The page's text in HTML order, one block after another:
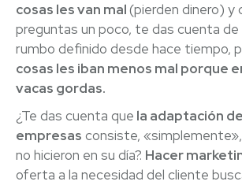
cosas les van mal(pierden dinero) y
preguntas un poco, te das cuenta de
rumbo definido desde hace tiempo,
cosas les iban menos mal porque
vacas gordas.
¿Te das cuenta que la adaptación
empresas consiste,
no hicieron en su día?. Hacer
oferta a la necesidad del cliente